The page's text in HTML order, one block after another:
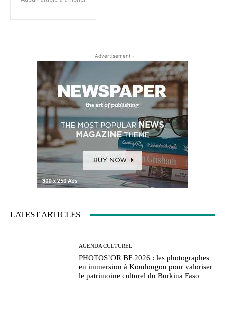
- Advertisement -
LATEST ARTICLES
AGENDA CULTUREL
PHOTOS’OR BF 2026 : les photographes
en immersion à Koudougou pour valoriser
le patrimoine culturel du Burkina Faso